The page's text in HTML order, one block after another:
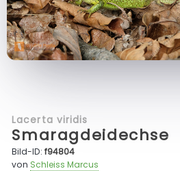
Lacerta viridis
Smaragdeidechse
Bild-ID:f94804
von Schleiss Marcus